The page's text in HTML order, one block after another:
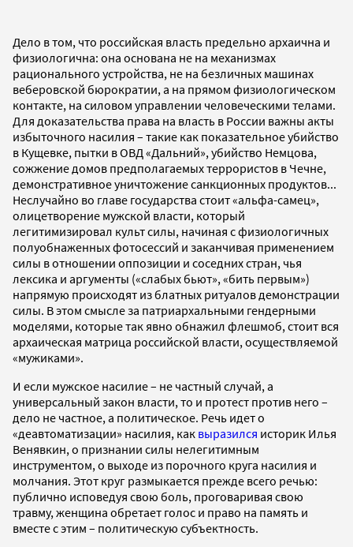
Дело в том, что российская власть предельно архаична и
физиологична: она основана не на механизмах
рационального устройства, не на безличных машинах
веберовской бюрократии, а на прямом физиологическом
контакте, на силовом управлении человеческими телами.
Для доказательства права на власть в России важны акты
избыточного насилия – такие как показательное убийство
в Кущевке, пытки в ОВД «Дальний», убийство Немцова,
сожжение домов предполагаемых террористов в Чечне,
демонстративное уничтожение санкционных продуктов...
Неслучайно во главе государства стоит «альфа-самец»,
олицетворение мужской власти, который
легитимизировал культ силы, начиная с физиологичных
полуобнаженных фотосессий и заканчивая применением
силы в отношении оппозиции и соседних стран, чья
лексика и аргументы («слабых бьют», «бить первым»)
напрямую происходят из блатных ритуалов демонстрации
силы. В этом смысле за патриархальными гендерными
моделями, которые так явно обнажил флешмоб, стоит вся
архаическая матрица российской власти, осуществляемой
«мужиками».
И если мужское насилие – не частный случай, а
универсальный закон власти, то и протест против него –
дело не частное, а политическое. Речь идет о
«деавтоматизации» насилия, как выразился историк Илья
Венявкин, о признании силы нелегитимным
инструментом, о выходе из порочного круга насилия и
молчания. Этот круг размыкается прежде всего речью:
публично исповедуя свою боль, проговаривая свою
травму, женщина обретает голос и право на память и
вместе с этим – политическую субъектность.